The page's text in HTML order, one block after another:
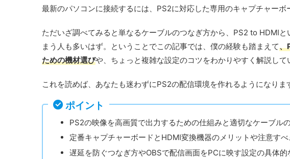
最新のパソコンに接続するには、PS2に対応した専用のキャプチャーボ
ただいざ調べてみると単なるケーブルのつなぎ方から、PS2 to HDMI
まう人も多いはず。ということでこの記事では、僕の経験も踏まえて、
ための機材選びや、ちょっと複雑な設定のコツをわかりやすく解説して
これを読めば、あなたも迷わずにPS2の配信環境を作れるようになりま
ポイント
PS2の映像を高画質で出力するための仕組みと適切なケーブル
定番キャプチャーボードとHDMI変換機器のメリットや注意すべ
遅延を防ぐつなぎ方やOBSで配信画面をPCに映す設定の具体的